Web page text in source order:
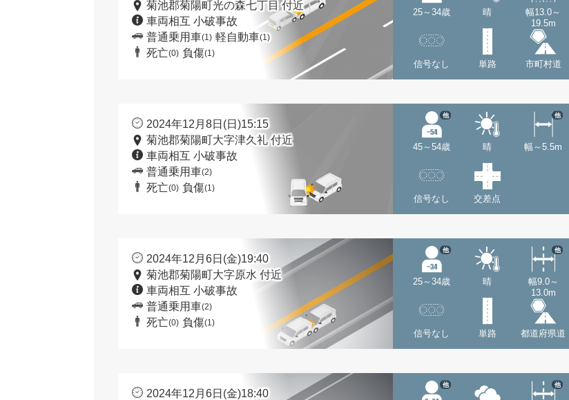
菊池郡菊陽町光の森七丁目 付近
車両相互 小破事故
普通乗用車(1) 軽自動車(1)
死亡(0) 負傷(1)
25～34歳 晴
幅13.0～
19.5m
信号なし 単路 市町村道
2024年12月8日(日)15:15
菊池郡菊陽町大字津久礼 付近
車両相互 小破事故
普通乗用車(2)
死亡(0) 負傷(1)
45～54歳
他
晴 幅～5.5m
他
信号なし 交差点
2024年12月6日(金)19:40
菊池郡菊陽町大字原水 付近
車両相互 小破事故
普通乗用車(2)
死亡(0) 負傷(1)
25～34歳
他
晴
幅9.0～
13.0m
他
信号なし 単路 都道府県道
2024年12月6日(金)18:40
他 他